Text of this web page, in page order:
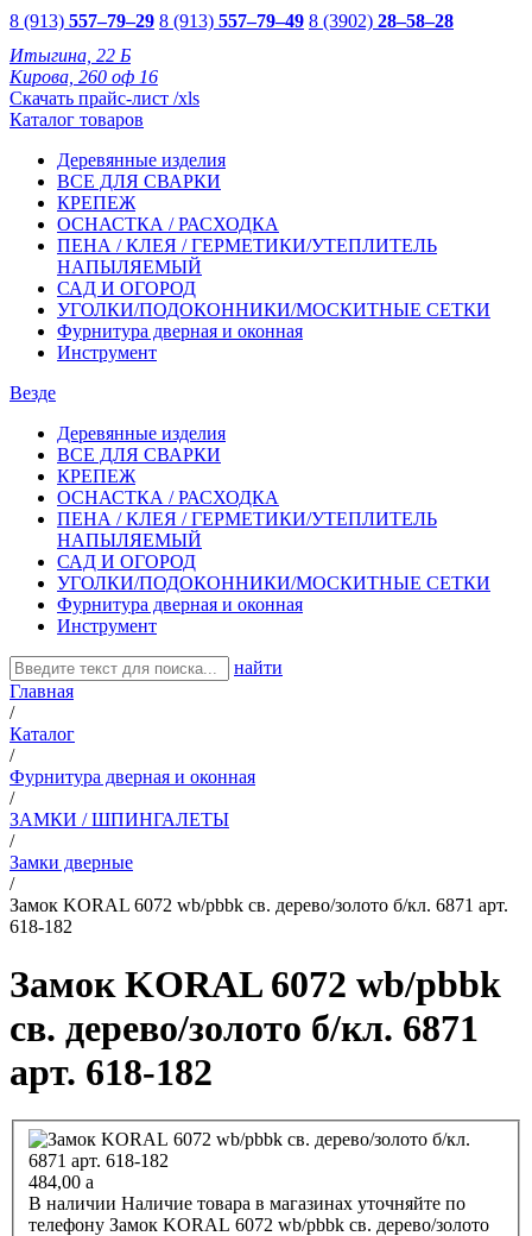
8 (913) 557–79–29 8 (913) 557–79–49 8 (3902) 28–58–28
Итыгина, 22 Б
Кирова, 260 оф 16
Скачать прайс-лист /xls
Каталог товаров
Деревянные изделия
ВСЕ ДЛЯ СВАРКИ
КРЕПЕЖ
ОСНАСТКА / РАСХОДКА
ПЕНА / КЛЕЯ / ГЕРМЕТИКИ/УТЕПЛИТЕЛЬ
НАПЫЛЯЕМЫЙ
САД И ОГОРОД
УГОЛКИ/ПОДОКОННИКИ/МОСКИТНЫЕ СЕТКИ
Фурнитура дверная и оконная
Инструмент
Везде
Деревянные изделия
ВСЕ ДЛЯ СВАРКИ
КРЕПЕЖ
ОСНАСТКА / РАСХОДКА
ПЕНА / КЛЕЯ / ГЕРМЕТИКИ/УТЕПЛИТЕЛЬ
НАПЫЛЯЕМЫЙ
САД И ОГОРОД
УГОЛКИ/ПОДОКОННИКИ/МОСКИТНЫЕ СЕТКИ
Фурнитура дверная и оконная
Инструмент
найти
Главная
/
Каталог
/
Фурнитура дверная и оконная
/
ЗАМКИ / ШПИНГАЛЕТЫ
/
Замки дверные
/
Замок KORAL 6072 wb/pbbk св. дерево/золото б/кл. 6871 арт.
618-182
Замок KORAL 6072 wb/pbbk
св. дерево/золото б/кл. 6871
арт. 618-182
484,00 a
В наличии Наличие товара в магазинах уточняйте по
телефону Замок KORAL 6072 wb/pbbk св. дерево/золото